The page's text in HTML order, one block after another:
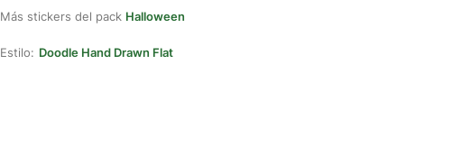
Más stickers del pack Halloween
Estilo: Doodle Hand Drawn Flat